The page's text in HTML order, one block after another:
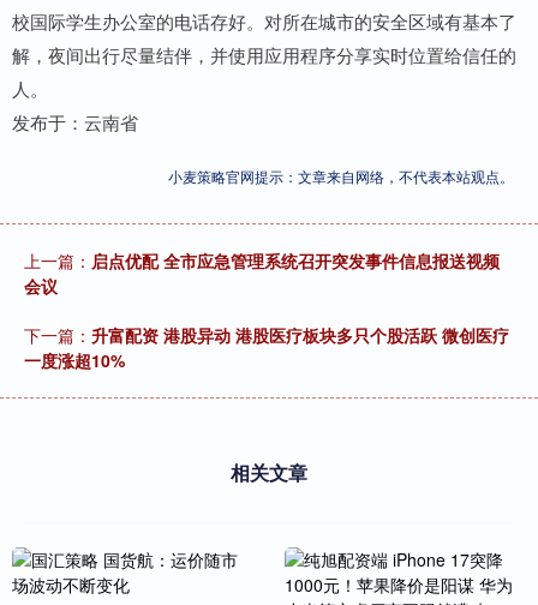
校国际学生办公室的电话存好。对所在城市的安全区域有基本了
解，夜间出行尽量结伴，并使用应用程序分享实时位置给信任的
人。
发布于：云南省
小麦策略官网提示：文章来自网络，不代表本站观点。
上一篇： 启点优配 全市应急管理系统召开突发事件信息报送视频
会议
下一篇： 升富配资 港股异动 港股医疗板块多只个股活跃 微创医疗
一度涨超10%
相关文章